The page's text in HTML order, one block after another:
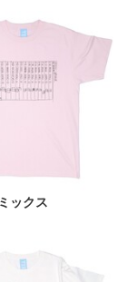
ミックス